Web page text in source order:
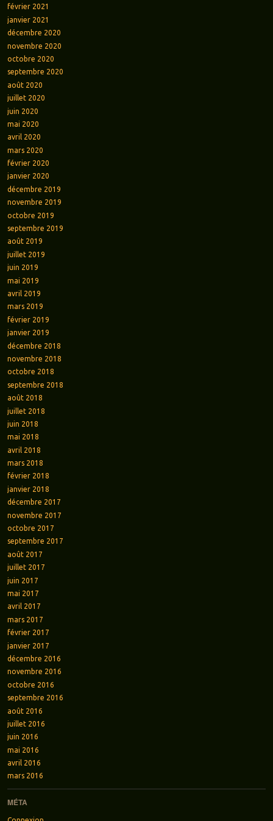
février 2021
janvier 2021
décembre 2020
novembre 2020
octobre 2020
septembre 2020
août 2020
juillet 2020
juin 2020
mai 2020
avril 2020
mars 2020
février 2020
janvier 2020
décembre 2019
novembre 2019
octobre 2019
septembre 2019
août 2019
juillet 2019
juin 2019
mai 2019
avril 2019
mars 2019
février 2019
janvier 2019
décembre 2018
novembre 2018
octobre 2018
septembre 2018
août 2018
juillet 2018
juin 2018
mai 2018
avril 2018
mars 2018
février 2018
janvier 2018
décembre 2017
novembre 2017
octobre 2017
septembre 2017
août 2017
juillet 2017
juin 2017
mai 2017
avril 2017
mars 2017
février 2017
janvier 2017
décembre 2016
novembre 2016
octobre 2016
septembre 2016
août 2016
juillet 2016
juin 2016
mai 2016
avril 2016
mars 2016
MÉTA